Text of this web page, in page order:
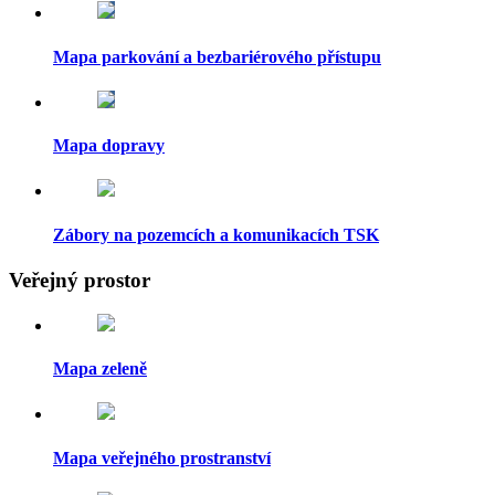
Mapa parkování a bezbariérového přístupu
Mapa dopravy
Zábory na pozemcích a komunikacích TSK
Veřejný prostor
Mapa zeleně
Mapa veřejného prostranství